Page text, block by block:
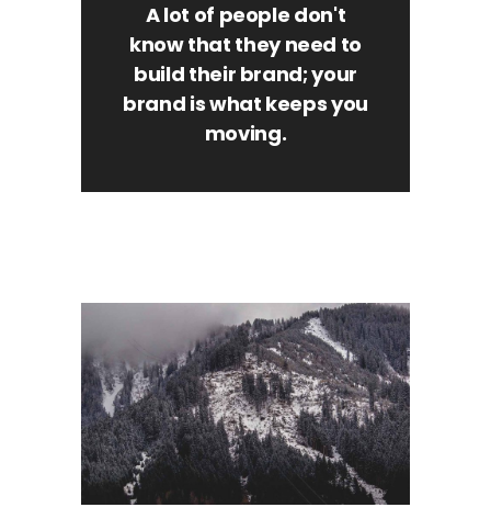
A lot of people don't
know that they need to
build their brand; your
brand is what keeps you
moving.